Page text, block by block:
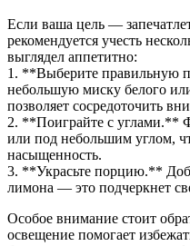
Если ваша цель —
рекомендуется учесть
выглядел аппетитно:
1. **Выберите правильную
небольшую миску белого
позволяет сосредоточить
2. **Поиграйте с углами.**
или под небольшим углом,
насыщенность.
3. **Украсьте порцию.**
лимона — это подчеркнет
Особое внимание стоит
освещение помогает